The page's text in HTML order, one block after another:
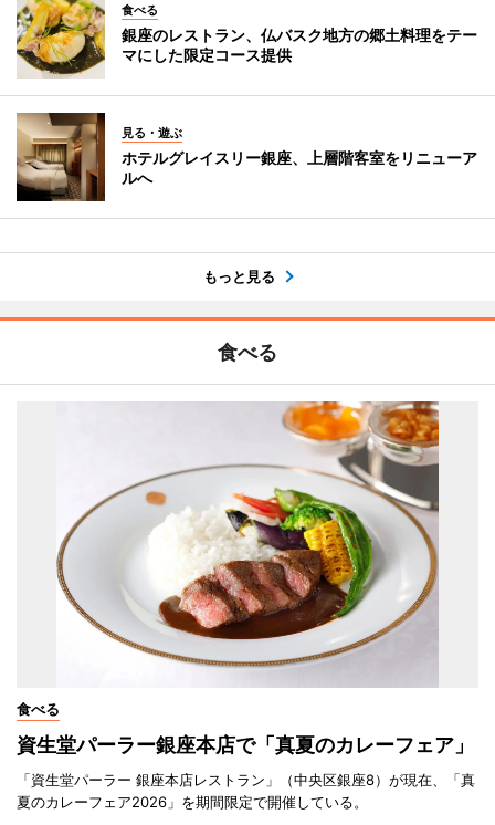
食べる
銀座のレストラン、仏バスク地方の郷土料理をテー
マにした限定コース提供
見る・遊ぶ
ホテルグレイスリー銀座、上層階客室をリニューア
ルへ
もっと見る
食べる
食べる
資生堂パーラー銀座本店で「真夏のカレーフェア」
「資生堂パーラー 銀座本店レストラン」（中央区銀座8）が現在、「真
夏のカレーフェア2026」を期間限定で開催している。